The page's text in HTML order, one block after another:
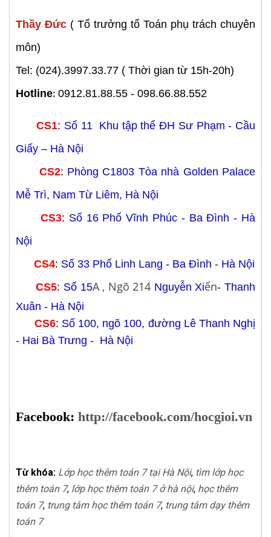
Thầy Đức ( Tổ trưởng tổ Toán phụ trách chuyên
môn)
Tel: (024).3997.33.77 ( Thời gian từ 15h-20h)
Hotline: 0912.81.88.55 - 098.66.88.552
CS1: Số 11 Khu tập thể ĐH Sư Phạm - Cầu
Giấy – Hà Nội
CS2: Phòng C1803 Tòa nhà Golden Palace
Mễ Trì, Nam Từ Liêm, Hà Nội
CS3: Số 16 Phố Vĩnh Phúc - Ba Đình - Hà
Nội
CS4: Số 33 Phố Linh Lang - Ba Đình - Hà Nội
CS5: Số 15A , Ngõ 214 Nguyễn Xiển- Thanh
Xuân - Hà Nội
CS6: Số 100, ngõ 100, đường Lê Thanh Nghị
- Hai Bà Trưng - Hà Nội
Facebook: http://facebook.com/hocgioi.vn
Từ khóa: Lớp học thêm toán 7 tại Hà Nội, tìm lớp học
thêm toán 7, lớp học thêm toán 7 ở hà nội, học thêm
toán 7, trung tâm học thêm toán 7, trung tâm dạy thêm
toán 7